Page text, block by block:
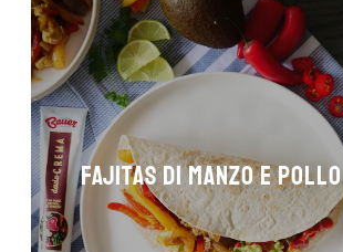
FAJITAS DI MANZO E POLLO